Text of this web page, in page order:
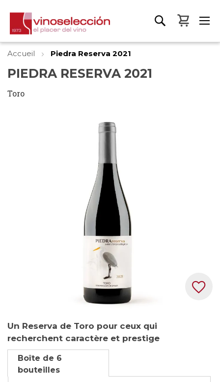
Mon
Accueil Piedra Reserva 2021
PIEDRA RESERVA 2021
Toro
to
the
beginning
the
Un Reserva de Toro pour ceux qui
recherchent caractère et prestige
Boîte de 6
bouteilles